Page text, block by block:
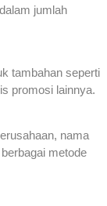
jumlah
tambahan seperti
promosi lainnya.
nama
metode